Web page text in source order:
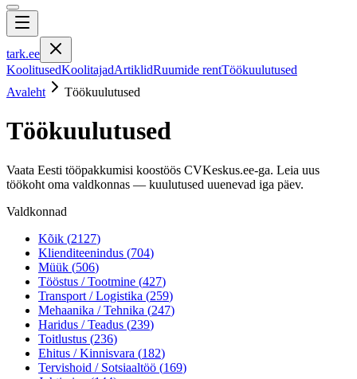
tark.ee
KoolitusedKoolitajadArtiklidRuumide rentTöökuulutused
Avaleht
Töökuulutused
Töökuulutused
Vaata Eesti tööpakkumisi koostöös CVKeskus.ee-ga. Leia uus
töökoht oma valdkonnas — kuulutused uuenevad iga päev.
Valdkonnad
Kõik (2127)
Klienditeenindus (704)
Müük (506)
Tööstus / Tootmine (427)
Transport / Logistika (259)
Mehaanika / Tehnika (247)
Haridus / Teadus (239)
Toitlustus (236)
Ehitus / Kinnisvara (182)
Tervishoid / Sotsiaaltöö (169)